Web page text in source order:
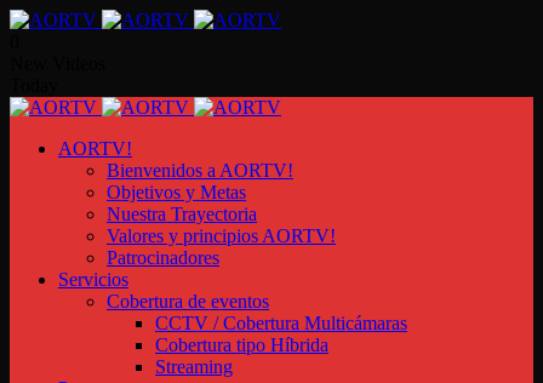
AORTV!
Bienvenidos a AORTV!
Objetivos y Metas
Nuestra Trayectoria
Valores y principios AORTV!
Patrocinadores
Servicios
Cobertura de eventos
CCTV / Cobertura Multicámaras
Cobertura tipo Híbrida
Streaming